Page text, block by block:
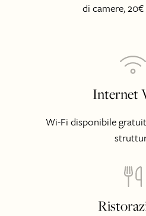
di camere,
Internet
Wi-Fi disponibile